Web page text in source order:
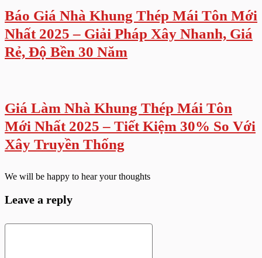
Báo Giá Nhà Khung Thép Mái Tôn Mới
Nhất 2025 – Giải Pháp Xây Nhanh, Giá
Rẻ, Độ Bền 30 Năm
Giá Làm Nhà Khung Thép Mái Tôn
Mới Nhất 2025 – Tiết Kiệm 30% So Với
Xây Truyền Thống
We will be happy to hear your thoughts
Leave a reply